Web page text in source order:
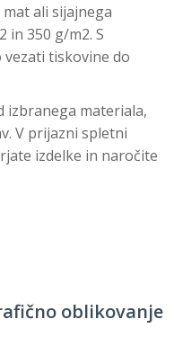
ali sijajnega
in 350 g/m2. S
tiskovine do
izbranega materiala,
V prijazni spletni
izdelke in naročite
oblikovanje